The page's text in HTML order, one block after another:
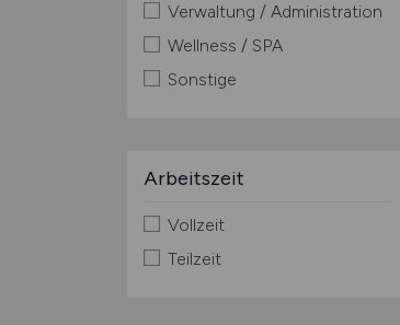
Verwaltung / Administration
Wellness / SPA
Sonstige
Arbeitszeit
Vollzeit
Teilzeit